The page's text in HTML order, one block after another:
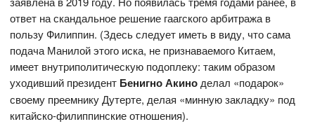
ответ на скандальное решение гаагского арбитража в
пользу Филиппин. (Здесь следует иметь в виду, что сама
подача Манилой этого иска, не признаваемого Китаем,
имеет внутриполитическую подоплеку: таким образом
уходивший президент Бенигно Акиноделал «подарок»
своему преемнику Дутерте, делая «минную закладку» под
китайско-филиппинские отношения).